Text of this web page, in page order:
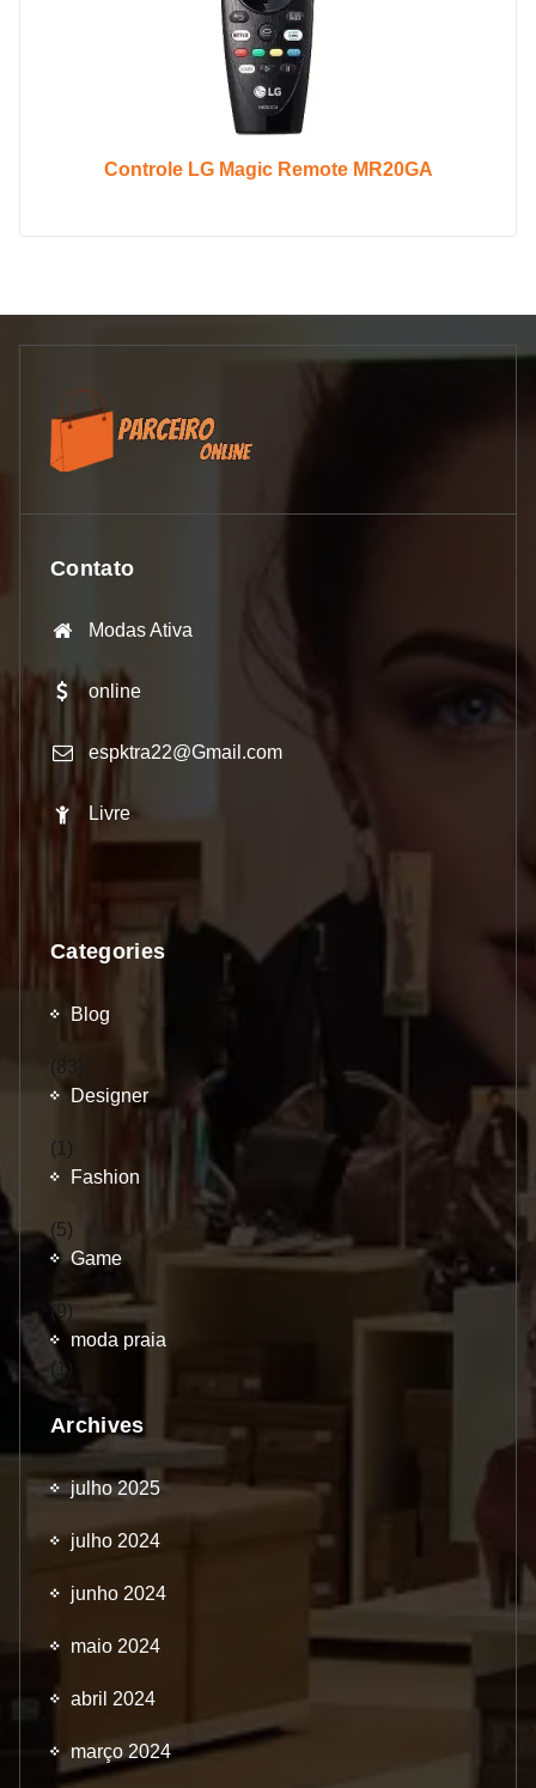
Controle LG Magic Remote MR20GA
Contato
Modas Ativa
online
espktra22@Gmail.com
Livre
Categories
Blog
(83)
Designer
(1)
Fashion
(5)
Game
(9)
moda praia
(1)
Archives
julho 2025
julho 2024
junho 2024
maio 2024
abril 2024
março 2024